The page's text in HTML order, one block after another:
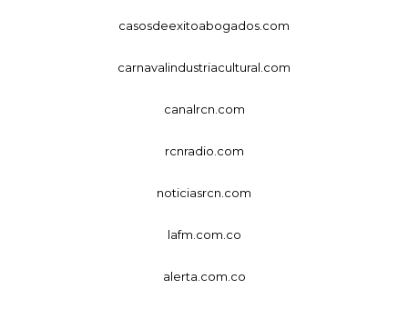
casosdeexitoabogados.com
carnavalindustriacultural.com
canalrcn.com
rcnradio.com
noticiasrcn.com
lafm.com.co
alerta.com.co